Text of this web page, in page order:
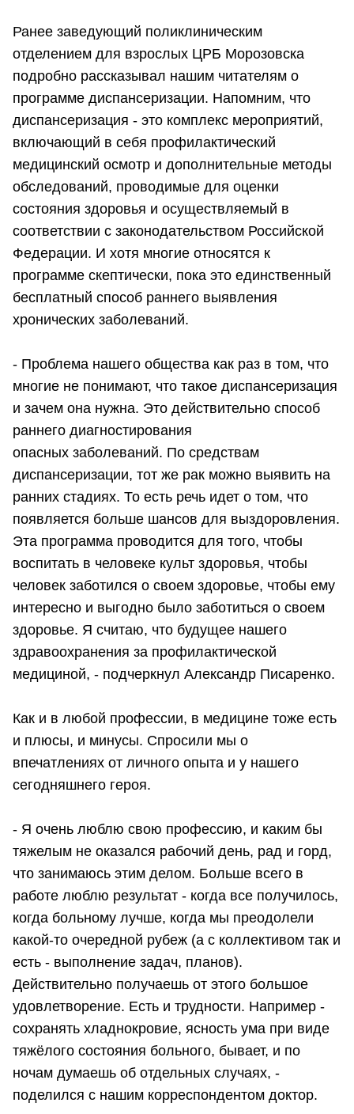
Ранее заведующий поликлиническим
отделением для взрослых ЦРБ Морозовска
подробно рассказывал нашим читателям о
программе диспансеризации. Напомним, что
диспансеризация - это комплекс мероприятий,
включающий в себя профилактический
медицинский осмотр и дополнительные методы
обследований, проводимые для оценки
состояния здоровья и осуществляемый в
соответствии с законодательством Российской
Федерации. И хотя многие относятся к
программе скептически, пока это единственный
бесплатный способ раннего выявления
хронических заболеваний.
- Проблема нашего общества как раз в том, что
многие не понимают, что такое диспансеризация
и зачем она нужна. Это действительно способ
раннего диагностирования
опасных заболеваний. По средствам
диспансеризации, тот же рак можно выявить на
ранних стадиях. То есть речь идет о том, что
появляется больше шансов для выздоровления.
Эта программа проводится для того, чтобы
воспитать в человеке культ здоровья, чтобы
человек заботился о своем здоровье, чтобы ему
интересно и выгодно было заботиться о своем
здоровье. Я считаю, что будущее нашего
здравоохранения за профилактической
медициной, - подчеркнул Александр Писаренко.
Как и в любой профессии, в медицине тоже есть
и плюсы, и минусы. Спросили мы о
впечатлениях от личного опыта и у нашего
сегодняшнего героя.
- Я очень люблю свою профессию, и каким бы
тяжелым не оказался рабочий день, рад и горд,
что занимаюсь этим делом. Больше всего в
работе люблю результат - когда все получилось,
когда больному лучше, когда мы преодолели
какой-то очередной рубеж (а с коллективом так и
есть - выполнение задач, планов).
Действительно получаешь от этого большое
удовлетворение. Есть и трудности. Например -
сохранять хладнокровие, ясность ума при виде
тяжёлого состояния больного, бывает, и по
ночам думаешь об отдельных случаях, -
поделился с нашим корреспондентом доктор.